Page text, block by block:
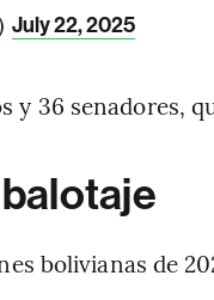
July 22, 2025
y 36 senadores,
bolivianas de